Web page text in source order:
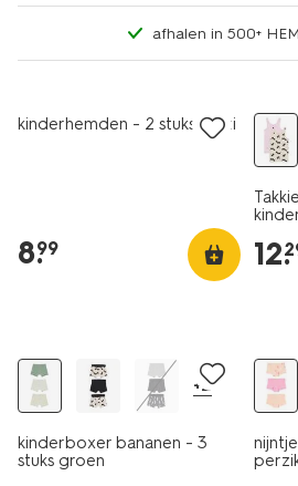
afhalen in 500+
kinderhemden - 2 stuks multi
8.
99 12.
+2
kinderboxer bananen - 3
stuks groen